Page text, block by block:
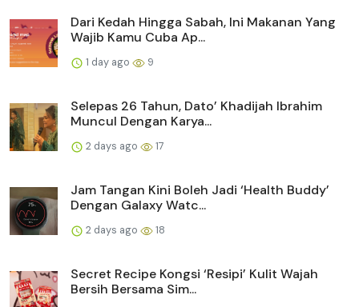
Dari Kedah Hingga Sabah, Ini Makanan Yang
Wajib Kamu Cuba Ap...
1 day ago 9
Selepas 26 Tahun, Dato’ Khadijah Ibrahim
Muncul Dengan Karya...
2 days ago 17
Jam Tangan Kini Boleh Jadi ‘Health Buddy’
Dengan Galaxy Watc...
2 days ago 18
Secret Recipe Kongsi ‘Resipi’ Kulit Wajah
Bersih Bersama Sim...